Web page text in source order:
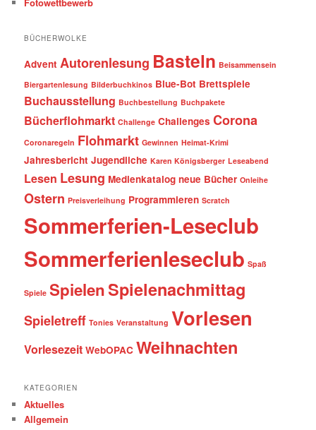
Fotowettbewerb
BÜCHERWOLKE
Advent Autorenlesung Basteln Beisammensein
Biergartenlesung Bilderbuchkinos Blue-Bot Brettspiele
Buchausstellung Buchbestellung Buchpakete
Bücherflohmarkt Challenge Challenges Corona
Coronaregeln Flohmarkt Gewinnen Heimat-Krimi
Jahresbericht Jugendliche Karen Königsberger Leseabend
Lesen Lesung Medienkatalog neue Bücher Onleihe
Ostern Preisverleihung Programmieren Scratch
Sommerferien-Leseclub
Sommerferienleseclub Spaß
Spiele SpielenSpielenachmittag
Spieletreff Tonies Veranstaltung Vorlesen
Vorlesezeit WebOPAC Weihnachten
KATEGORIEN
Aktuelles
Allgemein